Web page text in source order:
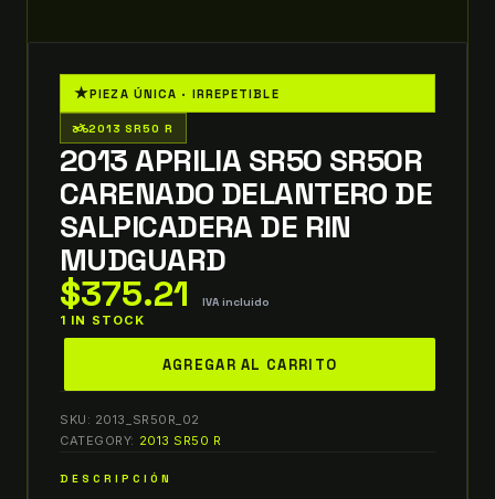
★PIEZA ÚNICA · IRREPETIBLE
two_wheeler2013 SR50 R
2013 APRILIA SR50 SR50R
CARENADO DELANTERO DE
SALPICADERA DE RIN
MUDGUARD
$375.21 IVA incluido
1 IN STOCK
sr50r
DELANTERO
AGREGAR AL CARRITO
SKU: 2013_SR50R_02
CATEGORY: 2013 SR50 R
DESCRIPCIÓN